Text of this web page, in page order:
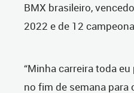
BMX brasileiro,
2022 e de 12
“Minha carreira toda
no fim de semana para